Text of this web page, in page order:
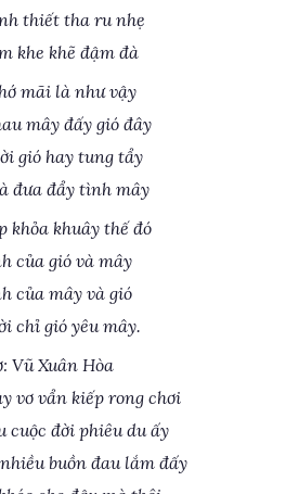
thiết tha ru nhẹ
khe khẽ đậm đà
mãi là như vậy
mây đấy gió đây
gió hay tung tẩy
đưa đẩy tình mây
khỏa khuây thế đó
của gió và mây
của mây và gió
chỉ gió yêu mây.
Vũ Xuân Hòa
vơ vẩn kiếp rong chơi
cuộc đời phiêu du ấy
buồn đau lắm đấy